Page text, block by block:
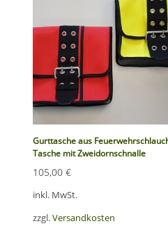
Gurttasche aus
Tasche mit Zweidornschnalle
105,00 €
inkl. MwSt.
zzgl.Versandkosten